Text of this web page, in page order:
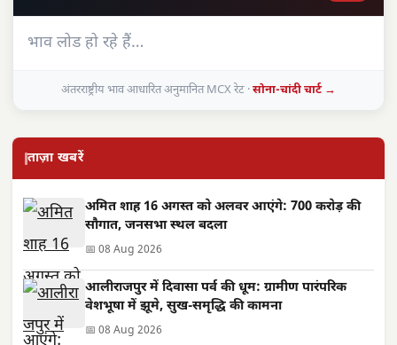
भाव लोड हो रहे हैं…
अंतरराष्ट्रीय भाव आधारित अनुमानित MCX रेट ·सोना-चांदी चार्ट →
ताज़ा खबरें
अमित शाह 16 अगस्त को अलवर आएंगे: 700 करोड़ की
सौगात, जनसभा स्थल बदला
📅 08 Aug 2026
आलीराजपुर में दिवासा पर्व की धूम: ग्रामीण पारंपरिक
वेशभूषा में झूमे, सुख-समृद्धि की कामना
📅 08 Aug 2026